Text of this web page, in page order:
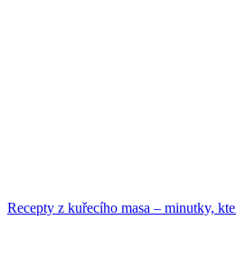
Recepty z kuřecího masa – minutky,